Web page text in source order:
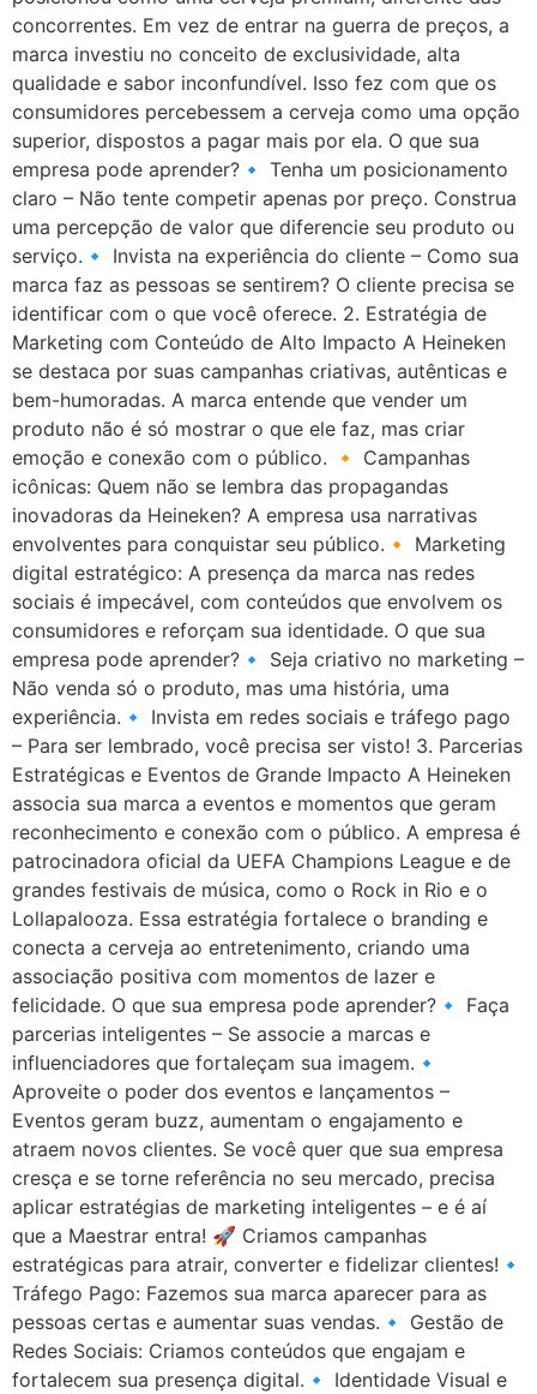
concorrentes. Em vez de entrar na guerra de preços, a
marca investiu no conceito de exclusividade, alta
qualidade e sabor inconfundível. Isso fez com que os
consumidores percebessem a cerveja como uma opção
superior, dispostos a pagar mais por ela. O que sua
empresa pode aprender?🔹 Tenha um posicionamento
claro – Não tente competir apenas por preço. Construa
uma percepção de valor que diferencie seu produto ou
serviço.🔹 Invista na experiência do cliente – Como sua
marca faz as pessoas se sentirem? O cliente precisa se
identificar com o que você oferece. 2. Estratégia de
Marketing com Conteúdo de Alto Impacto A Heineken
se destaca por suas campanhas criativas, autênticas e
bem-humoradas. A marca entende que vender um
produto não é só mostrar o que ele faz, mas criar
emoção e conexão com o público. 🔸 Campanhas
icônicas: Quem não se lembra das propagandas
inovadoras da Heineken? A empresa usa narrativas
envolventes para conquistar seu público.🔸 Marketing
digital estratégico: A presença da marca nas redes
sociais é impecável, com conteúdos que envolvem os
consumidores e reforçam sua identidade. O que sua
empresa pode aprender?🔹 Seja criativo no marketing –
Não venda só o produto, mas uma história, uma
experiência.🔹 Invista em redes sociais e tráfego pago
– Para ser lembrado, você precisa ser visto! 3. Parcerias
Estratégicas e Eventos de Grande Impacto A Heineken
associa sua marca a eventos e momentos que geram
reconhecimento e conexão com o público. A empresa é
patrocinadora oficial da UEFA Champions League e de
grandes festivais de música, como o Rock in Rio e o
Lollapalooza. Essa estratégia fortalece o branding e
conecta a cerveja ao entretenimento, criando uma
associação positiva com momentos de lazer e
felicidade. O que sua empresa pode aprender?🔹 Faça
parcerias inteligentes – Se associe a marcas e
influenciadores que fortaleçam sua imagem.🔹
Aproveite o poder dos eventos e lançamentos –
Eventos geram buzz, aumentam o engajamento e
atraem novos clientes. Se você quer que sua empresa
cresça e se torne referência no seu mercado, precisa
aplicar estratégias de marketing inteligentes – e é aí
que a Maestrar entra! 🚀 Criamos campanhas
estratégicas para atrair, converter e fidelizar clientes!🔹
Tráfego Pago: Fazemos sua marca aparecer para as
pessoas certas e aumentar suas vendas.🔹 Gestão de
Redes Sociais: Criamos conteúdos que engajam e
fortalecem sua presença digital.🔹 Identidade Visual e